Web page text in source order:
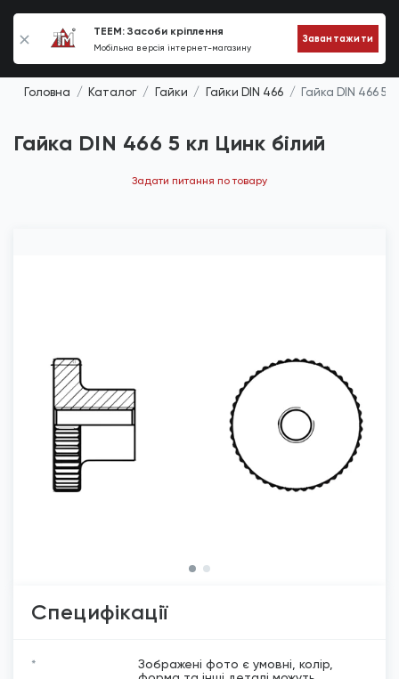
TEEM: Засоби кріплення
Мобільна версія інтернет-магазину
Завантажити
0
Головна Каталог Гайки Гайки DIN 466 Гайка DIN 466 5
Гайка DIN 466 5 кл Цинк білий
Задати питання по товару
Специфікації
*
Зображені фото є умовні, колір,